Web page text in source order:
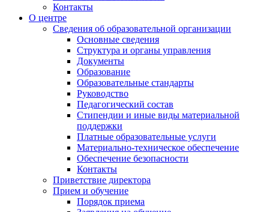
Контакты
О центре
Сведения об образовательной организации
Основные сведения
Структура и органы управления
Документы
Образование
Образовательные стандарты
Руководство
Педагогический состав
Стипендии и иные виды материальной
поддержки
Платные образовательные услуги
Материально-техническое обеспечение
Обеспечение безопасности
Контакты
Приветствие директора
Прием и обучение
Порядок приема